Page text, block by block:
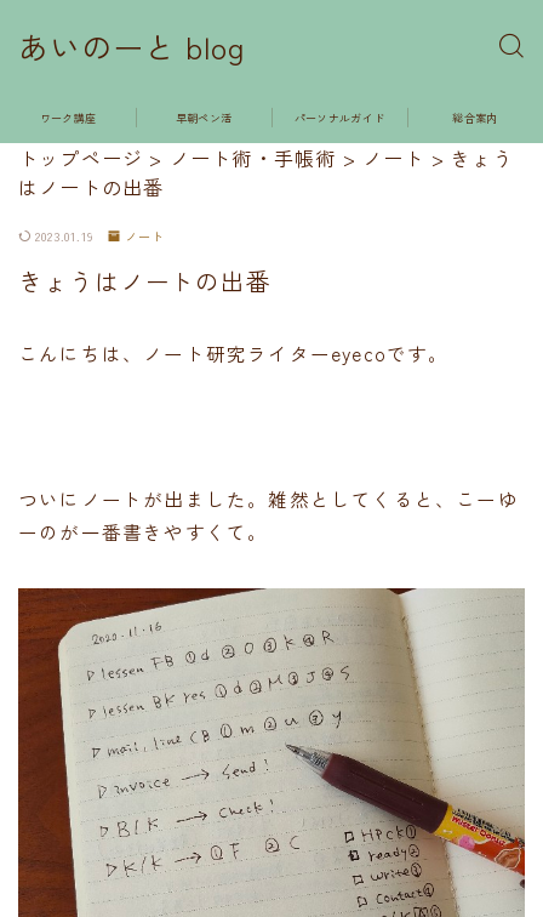
あいのーと blog
ワーク講座 早朝ペン活 パーソナルガイド 総合案内
トップページ > ノート術・手帳術 > ノート > きょう
はノートの出番
2023.01.19 ノート
きょうはノートの出番
こんにちは、ノート研究ライターeyecoです。
ついにノートが出ました。雑然としてくると、こーゆ
ーのが一番書きやすくて。